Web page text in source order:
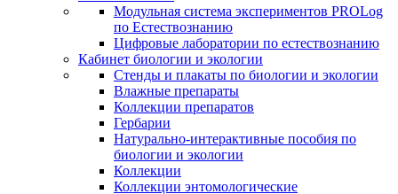
Модульная система экспериментов PROLog
по Естествознанию
Цифровые лаборатории по естествознанию
Кабинет биологии и экологии
Стенды и плакаты по биологии и экологии
Влажные препараты
Коллекции препаратов
Гербарии
Натурально-интерактивные пособия по
биологии и экологии
Коллекции
Коллекции энтомологические